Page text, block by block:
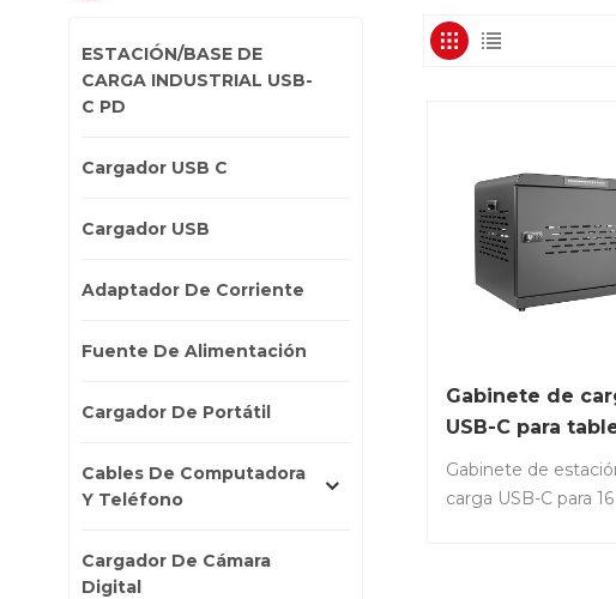
Gabinete de
USB-C para
de 16 puertos y
W
Gabinete de
carga USB-C para 16
ESTACIÓN/BASE DE
CARGA INDUSTRIAL USB-
C PD
Cargador USB C
Cargador USB
Adaptador De Corriente
Fuente De Alimentación
Cargador De Portátil
Cables De Computadora
Y Teléfono
Cargador De Cámara
Digital